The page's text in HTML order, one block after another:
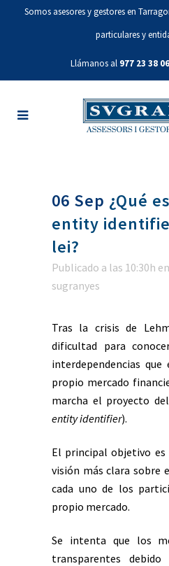
Somos asesores y gestores en
particulares y
Llámanos al 977 23 38 06
06 Sep ¿Qué
entity
lei?
Publicado a las 10:30h en
sugranyes
Tras la crisis de
dificultad para
interdependencias
propio mercado
marcha el proyecto del
entity identifier).
El principal objetivo
visión más clara sobre
cada uno de los
propio mercado.
Se intenta que los
transparentes